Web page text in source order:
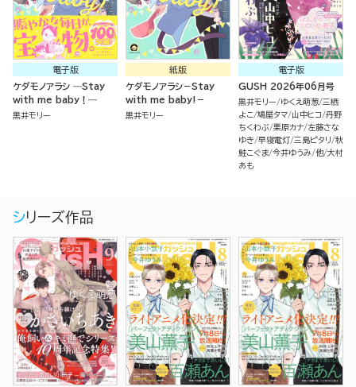
電子版
ケダモノアラシ ―Stay
with me baby！―
黒井モリー
紙版
ケダモノアラシ－Stay
with me baby!－
黒井モリー
電子版
GUSH 2026年06月号
黒井モリー ゆくえ萌葱 三栖
よこ 鳩屋タマ 山中ヒコ 丹野
ちくわぶ 栗原カナ 左藤さな
ゆき 早寝電灯 三島ピタリ 秋
鮭こぐま 今井ゆうみ 他 大村
あも
シリーズ作品